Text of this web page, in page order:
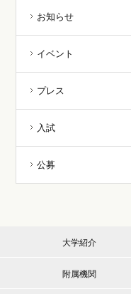
お知らせ
イベント
プレス
入試
公募
大学紹介
附属機関